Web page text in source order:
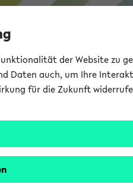
der Website zu
Daten auch, um Ihre
für die Zukunft